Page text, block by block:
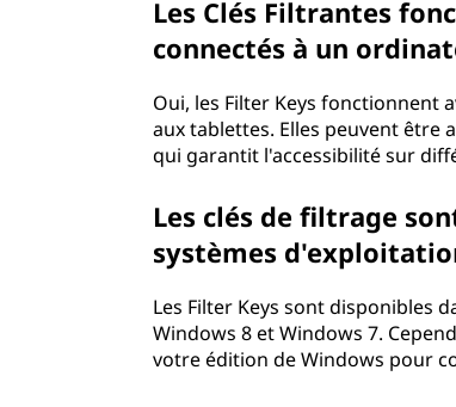
Les Clés Filtrantes
connectés à un
Oui, les Filter Keys fonctionnent
aux tablettes. Elles peuvent être
qui garantit l'accessibilité sur
Les clés de filtrage
systèmes
Les Filter Keys sont disponibles
Windows 8 et Windows 7.
votre édition de Windows pour